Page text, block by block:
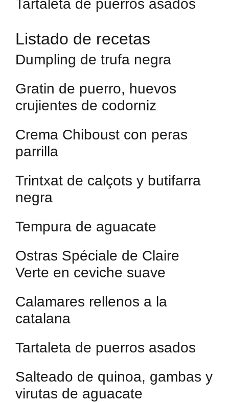
Tartaleta de puerros asados
Listado de recetas
Dumpling de trufa negra
Gratin de puerro, huevos
crujientes de codorniz
Crema Chiboust con peras
parrilla
Trintxat de calçots y butifarra
negra
Tempura de aguacate
Ostras Spéciale de Claire
Verte en ceviche suave
Calamares rellenos a la
catalana
Tartaleta de puerros asados
Salteado de quinoa, gambas y
virutas de aguacate